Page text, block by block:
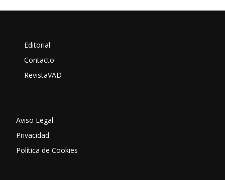
Editorial
Contacto
RevistaVAD
Aviso Legal
Privacidad
Política de Cookies